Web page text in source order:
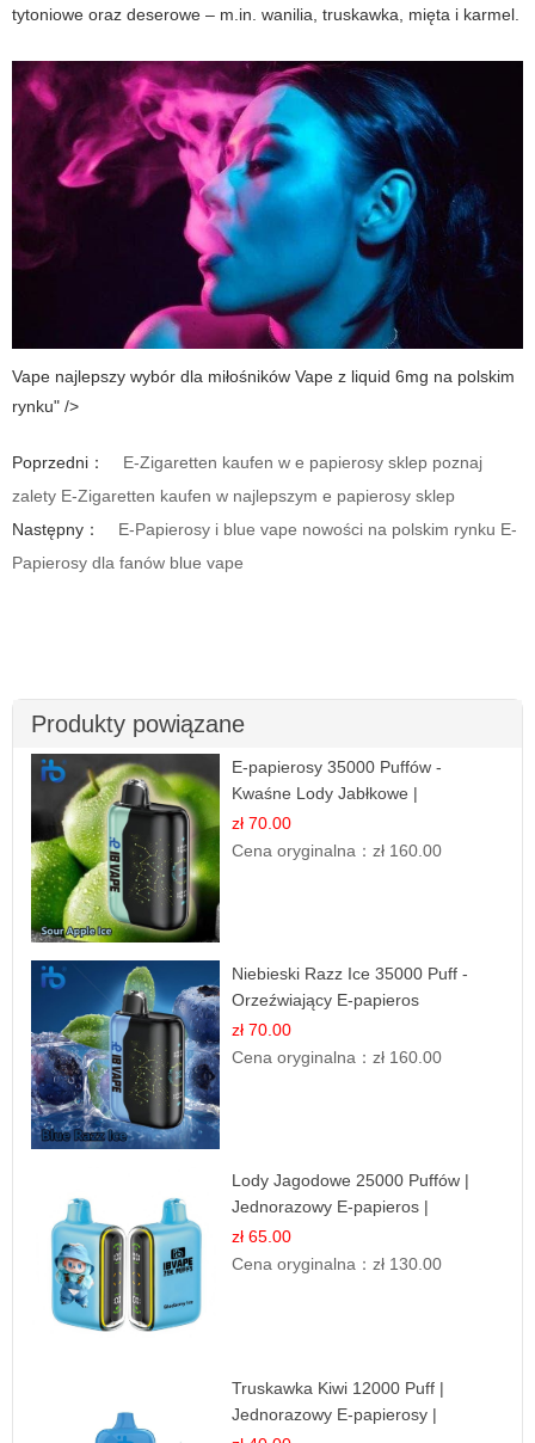
tytoniowe oraz deserowe – m.in. wanilia, truskawka, mięta i karmel.
Vape najlepszy wybór dla miłośników Vape z liquid 6mg na polskim
rynku" />
Poprzedni：
E-Zigaretten kaufen w e papierosy sklep poznaj
zalety E-Zigaretten kaufen w najlepszym e papierosy sklep
Następny：
E-Papierosy i blue vape nowości na polskim rynku E-
Papierosy dla fanów blue vape
Produkty powiązane
E-papierosy 35000 Puffów -
Kwaśne Lody Jabłkowe |
Orzeźwiający Smak
zł 70.00
Cena oryginalna：zł 160.00
Niebieski Razz Ice 35000 Puff -
Orzeźwiający E-papieros
Jednorazowy | IBVAPE
zł 70.00
Cena oryginalna：zł 160.00
Lody Jagodowe 25000 Puffów |
Jednorazowy E-papieros |
Deserowy Smak
zł 65.00
Cena oryginalna：zł 130.00
Truskawka Kiwi 12000 Puff |
Jednorazowy E-papierosy |